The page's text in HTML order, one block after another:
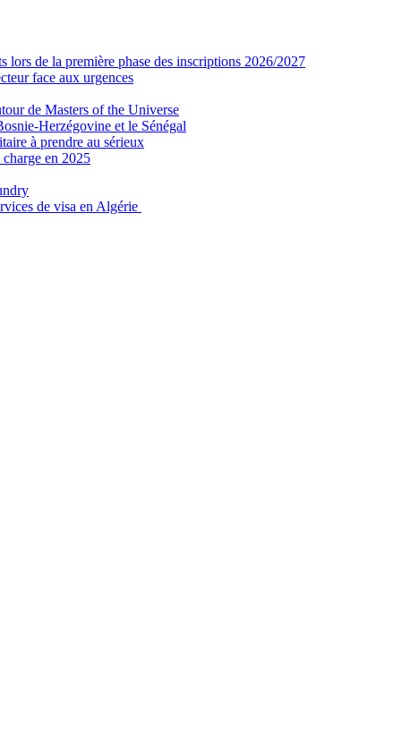
de la première phase des inscriptions 2026/2027
face aux urgences
de Masters of the Universe
Herzégovine et le Sénégal
à prendre au sérieux
en 2025
de visa en Algérie